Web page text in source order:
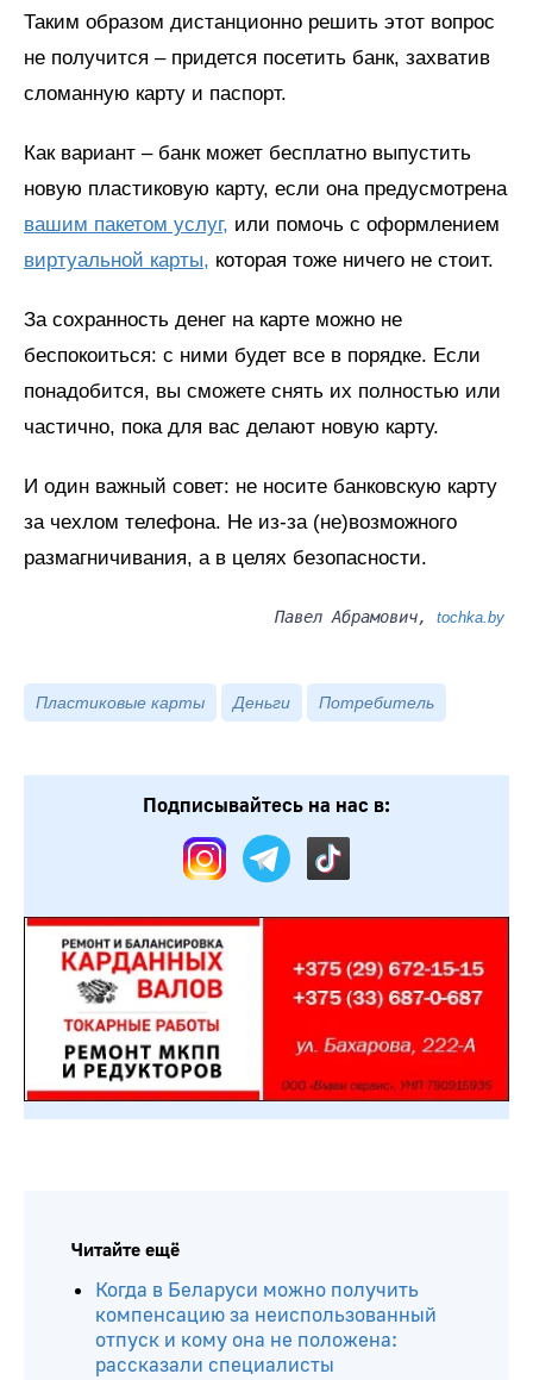
Таким образом дистанционно решить этот вопрос
не получится – придется посетить банк, захватив
сломанную карту и паспорт.
Как вариант – банк может бесплатно выпустить
новую пластиковую карту, если она предусмотрена
вашим пакетом услуг, или помочь с оформлением
виртуальной карты, которая тоже ничего не стоит.
За сохранность денег на карте можно не
беспокоиться: с ними будет все в порядке. Если
понадобится, вы сможете снять их полностью или
частично, пока для вас делают новую карту.
И один важный совет: не носите банковскую карту
за чехлом телефона. Не из-за (не)возможного
размагничивания, а в целях безопасности.
Павел Абрамович, tochka.by
Пластиковые карты Деньги Потребитель
Подписывайтесь на нас в:
Читайте ещё
Когда в Беларуси можно получить
компенсацию за неиспользованный
отпуск и кому она не положена:
рассказали специалисты